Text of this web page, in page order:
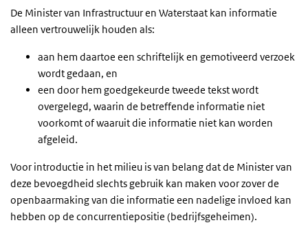
De Minister van Infrastructuur en Waterstaat kan informatie
alleen vertrouwelijk houden als:
aan hem daartoe een schriftelijk en gemotiveerd verzoek
wordt gedaan, en
een door hem goedgekeurde tweede tekst wordt
overgelegd, waarin de betreffende informatie niet
voorkomt of waaruit die informatie niet kan worden
afgeleid.
Voor introductie in het milieu is van belang dat de Minister van
deze bevoegdheid slechts gebruik kan maken voor zover de
openbaarmaking van die informatie een nadelige invloed kan
hebben op de concurrentiepositie (bedrijfsgeheimen).